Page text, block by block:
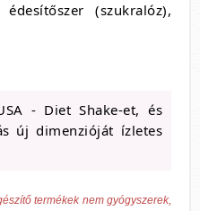
(szukralóz),
- Diet Shake-et, és
új dimenzióját ízletes
termékek nem gyógyszerek,